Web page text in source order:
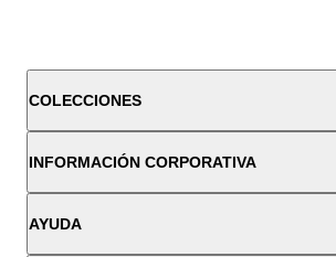
COLECCIONES
INFORMACIÓN CORPORATIVA
AYUDA